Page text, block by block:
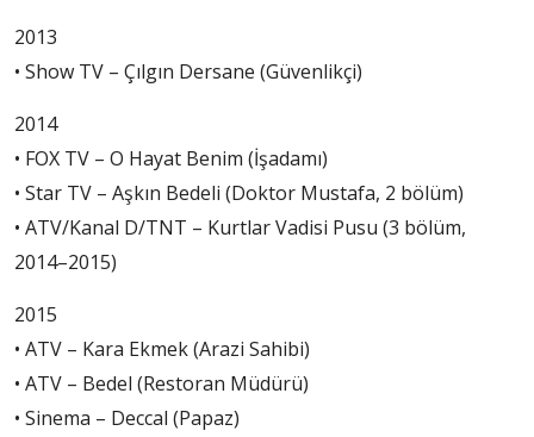
2013
• Show TV – Çılgın Dersane (Güvenlikçi)
2014
• FOX TV – O Hayat Benim (İşadamı)
• Star TV – Aşkın Bedeli (Doktor Mustafa, 2 bölüm)
• ATV/Kanal D/TNT – Kurtlar Vadisi Pusu (3 bölüm,
2014–2015)
2015
• ATV – Kara Ekmek (Arazi Sahibi)
• ATV – Bedel (Restoran Müdürü)
• Sinema – Deccal (Papaz)